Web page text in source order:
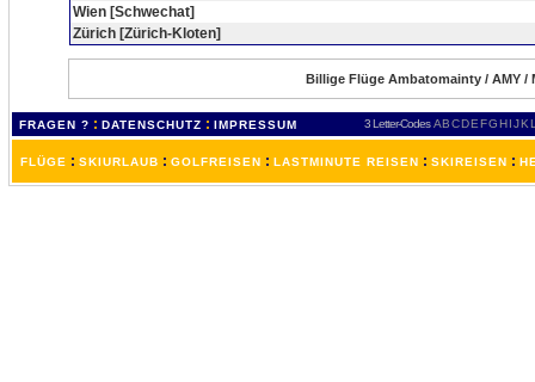
Wien [Schwechat]
Zürich [Zürich-Kloten]
Billige Flüge Ambatomainty / AMY
FRAGEN ? : DATENSCHUTZ : IMPRESSUM 3 Letter-Codes ABCDEFGH IJKL
FLÜGE : SKIURLAUB : GOLFREISEN : LASTMINUTE REISEN : SKIREISEN :